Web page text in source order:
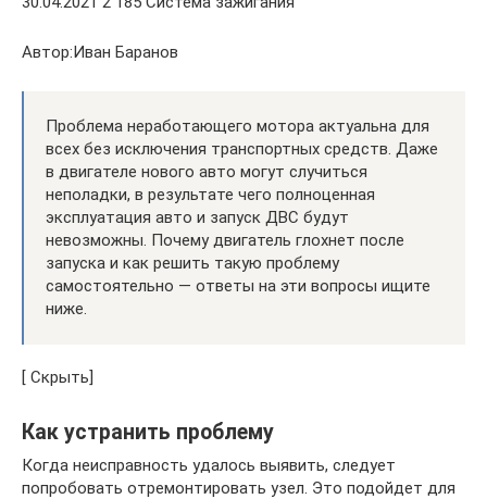
Автор:Иван Баранов
Проблема неработающего мотора актуальна для
всех без исключения транспортных средств. Даже
в двигателе нового авто могут случиться
неполадки, в результате чего полноценная
эксплуатация авто и запуск ДВС будут
невозможны. Почему двигатель глохнет после
запуска и как решить такую проблему
самостоятельно — ответы на эти вопросы ищите
ниже.
[ Скрыть]
Как устранить проблему
Когда неисправность удалось выявить, следует
попробовать отремонтировать узел. Это подойдет для